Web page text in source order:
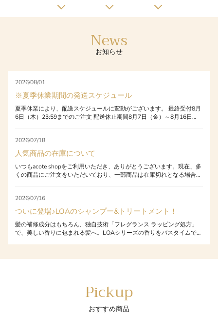
News
お知らせ
2026/08/01
※夏季休業期間の発送スケジュール
夏季休業により、配送スケジュールに変動がございます。 最終受付8月
6日（木）23:59までのご注文 配送休止期間8月7日（金）～8月16日
合がございます。 ※お急ぎの方は「他ショップ」もご検討ください
（SALE状況はサイトにより異なります） お客様にはご不便・ご迷惑を
おかけいたしますが、何卒ご理解のほどよろしくお願い申し上げます。
2026/07/18
人気商品の在庫について
いつもacote shopをご利用いただき、ありがとうございます。現在、多
くの商品にご注文をいただいており、一部商品は在庫切れとなる場合が
ます。 お急ぎの方や、気になる商品がございましたら、在庫のあるう
ちにお早めのご購入をおすすめいたします。 今後もより安定した商品
供給に努めてまいりますので、引き続き、当店をよろしくお願いいたし
ます。
2026/07/16
ついに登場♪LOAのシャンプー&トリートメント！
髪の補修成分はもちろん、独自技術「フレグランス ラッピング処方」
で、美しい香りに包まれる髪へ。LOAシリーズの香りをバスタイムで堪
認ください！ 【LOA シャンプー】はこちら 【LOAトリートメント】は
Pickup
おすすめ商品